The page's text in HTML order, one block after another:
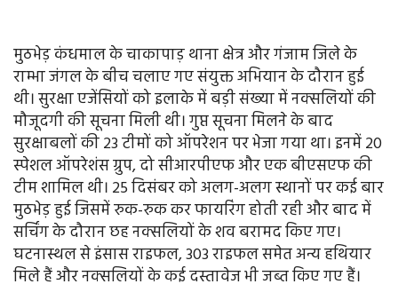
मुठभेड़ कंधमाल के चाकापाड़ थाना क्षेत्र और गंजाम जिले के
राम्भा जंगल के बीच चलाए गए संयुक्त अभियान के दौरान हुई
थी। सुरक्षा एजेंसियों को इलाके में बड़ी संख्या में नक्सलियों की
मौजूदगी की सूचना मिली थी। गुप्त सूचना मिलने के बाद
सुरक्षाबलों की 23 टीमों को ऑपरेशन पर भेजा गया था। इनमें 20
स्पेशल ऑपरेशंस ग्रुप, दो सीआरपीएफ और एक बीएसएफ की
टीम शामिल थी। 25 दिसंबर को अलग-अलग स्थानों पर कई बार
मुठभेड़ हुई जिसमें रुक-रुक कर फायरिंग होती रही और बाद में
सर्चिंग के दौरान छह नक्सलियों के शव बरामद किए गए।
घटनास्थल से इंसास राइफल, 303 राइफल समेत अन्य हथियार
मिले हैं और नक्सलियों के कई दस्तावेज भी जब्त किए गए हैं।